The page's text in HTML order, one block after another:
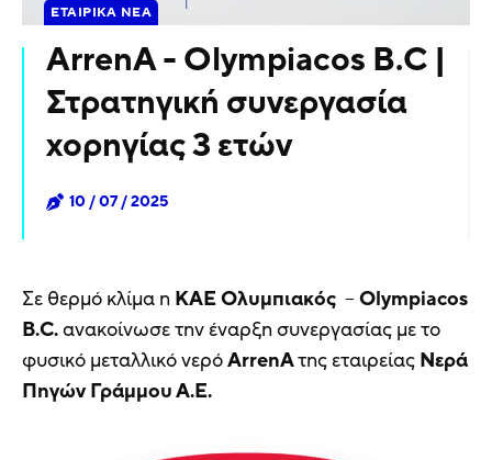
ΕΤΑΙΡΙΚΆ ΝΈΑ
ArrenA - Olympiacos B.C |
Στρατηγική συνεργασία
χορηγίας 3 ετών
10 / 07 / 2025
Σε θερμό κλίμα η ΚΑΕ Ολυμπιακός – Olympiacos
B.C.ανακοίνωσε την έναρξη συνεργασίας με το
φυσικό μεταλλικό νερόArrenAτης εταιρείας Νερά
Πηγών Γράμμου Α.Ε.